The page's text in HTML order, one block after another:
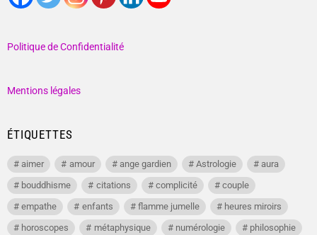
Politique de Confidentialité
Mentions légales
ÉTIQUETTES
aimer amour ange gardien Astrologie
aura
bouddhisme
citations complicité
couple
empathe
enfants flamme jumelle
heures miroirs
horoscopes
métaphysique numérologie philosophie